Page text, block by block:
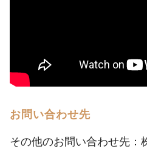
お問い合わせ先
その他のお問い合わせ先：